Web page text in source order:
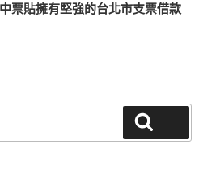
票貼擁有堅強的台北市支票借款